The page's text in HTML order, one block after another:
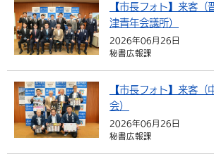
【市長フォト】来客（
津青年会議所）
2026年06月26日
秘書広報課
【市長フォト】来客（
会）
2026年06月26日
秘書広報課